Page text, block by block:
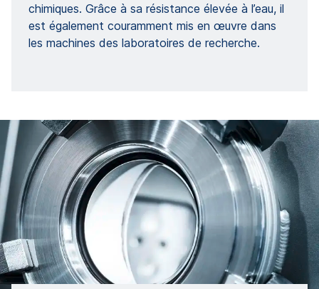
chimiques. Grâce à sa résistance élevée à l’eau, il
est également couramment mis en œuvre dans
les machines des laboratoires de recherche.